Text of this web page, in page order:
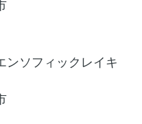
ンソフィックレイキ